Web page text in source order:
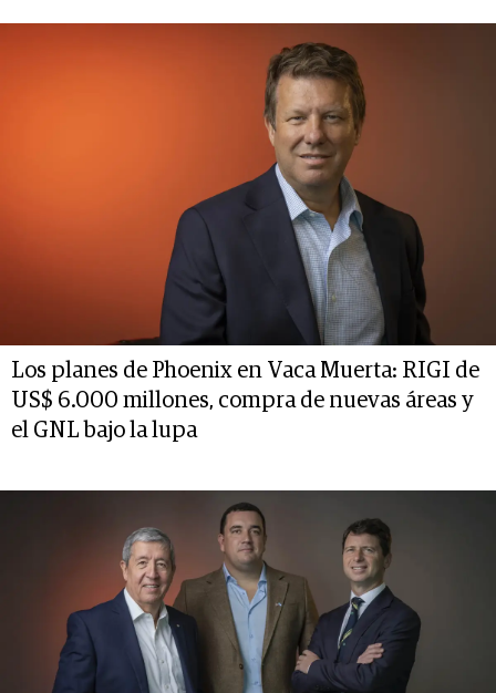
Los planes de Phoenix en Vaca Muerta: RIGI de
US$ 6.000 millones, compra de nuevas áreas y
el GNL bajo la lupa